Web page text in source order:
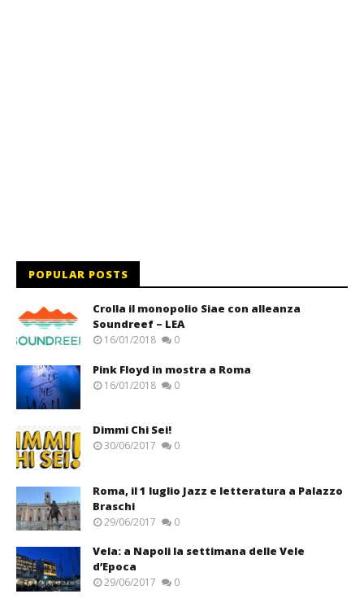
POPULAR POSTS
Crolla il monopolio Siae con alleanza
Soundreef – LEA
16/01/2018 0
Pink Floyd in mostra a Roma
16/01/2018 0
Dimmi Chi Sei!
30/06/2017 0
Roma, il 1 luglio Jazz e letteratura a Palazzo
Braschi
29/06/2017 0
Vela: a Napoli la settimana delle Vele
d’Epoca
29/06/2017 0